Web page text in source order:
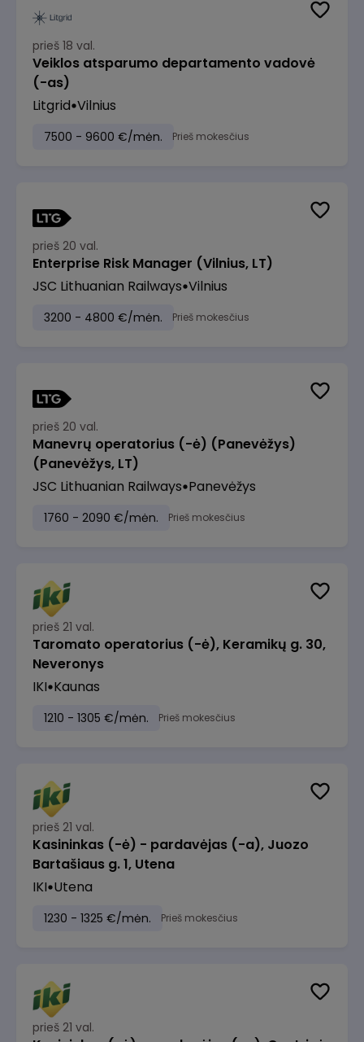
prieš 18 val.
Veiklos atsparumo departamento vadovė
(-as)
Litgrid Vilnius
7500 - 9600 €/mėn. Prieš mokesčius
prieš 20 val.
Enterprise Risk Manager (Vilnius, LT)
JSC Lithuanian Railways Vilnius
3200 - 4800 €/mėn. Prieš mokesčius
prieš 20 val.
Manevrų operatorius (-ė) (Panevėžys)
(Panevėžys, LT)
JSC Lithuanian Railways Panevėžys
1760 - 2090 €/mėn. Prieš mokesčius
prieš 21 val.
Taromato operatorius (-ė), Keramikų g. 30,
Neveronys
IKI Kaunas
1210 - 1305 €/mėn. Prieš mokesčius
prieš 21 val.
Kasininkas (-ė) - pardavėjas (-a), Juozo
Bartašiaus g. 1, Utena
IKI Utena
1230 - 1325 €/mėn. Prieš mokesčius
prieš 21 val.